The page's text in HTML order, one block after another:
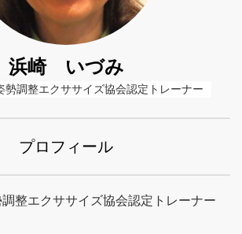
浜崎 いづみ
勢調整エクササイズ協会認定トレーナー
プロフィール
整エクササイズ協会認定トレーナー